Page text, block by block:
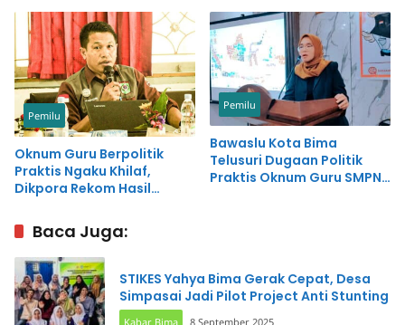
Pemilu
Oknum Guru Berpolitik
Praktis Ngaku Khilaf,
Dikpora Rekom Hasil
Pemilu
Bawaslu Kota Bima
Telusuri Dugaan Politik
Praktis Oknum Guru SMPN
Baca Juga:
STIKES Yahya Bima Gerak Cepat, Desa
Simpasai Jadi Pilot Project Anti Stunting
Kabar Bima 8 September 2025